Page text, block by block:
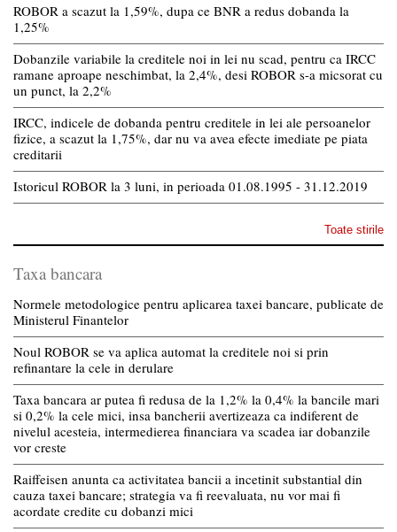
ROBOR a scazut la 1,59%, dupa ce BNR a redus dobanda la
1,25%
Dobanzile variabile la creditele noi in lei nu scad, pentru ca IRCC
ramane aproape neschimbat, la 2,4%, desi ROBOR s-a micsorat cu
un punct, la 2,2%
IRCC, indicele de dobanda pentru creditele in lei ale persoanelor
fizice, a scazut la 1,75%, dar nu va avea efecte imediate pe piata
creditarii
Istoricul ROBOR la 3 luni, in perioada 01.08.1995 - 31.12.2019
Toate stirile
Taxa bancara
Normele metodologice pentru aplicarea taxei bancare, publicate de
Ministerul Finantelor
Noul ROBOR se va aplica automat la creditele noi si prin
refinantare la cele in derulare
Taxa bancara ar putea fi redusa de la 1,2% la 0,4% la bancile mari
si 0,2% la cele mici, insa bancherii avertizeaza ca indiferent de
nivelul acesteia, intermedierea financiara va scadea iar dobanzile
vor creste
Raiffeisen anunta ca activitatea bancii a incetinit substantial din
cauza taxei bancare; strategia va fi reevaluata, nu vor mai fi
acordate credite cu dobanzi mici